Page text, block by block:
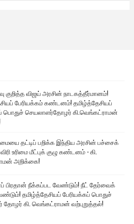
குறித்த விஜய் அரசின் நாடகத்தீர்மானம்!
பேரியக்கம் கண்டனம்! தமிழ்த்தேசியப்
பொதுச் செயலாளர்தோழர் கி.வெங்கட்ராமன்
தட்டிப் பறிக்க இந்திய அரசின் பச்சைக்
உரிமை மீட்புக் குழு கண்டனம் - கி.
அறிக்கை!
பிரதான் நீக்கப்பட வேண்டும்! நீட் தேர்வைக்
தமிழ்த்தேசியப் பேரியக்கப் பொதுச்
தோழர் கி. வெங்கட்ராமன் வற்புறுத்தல்!